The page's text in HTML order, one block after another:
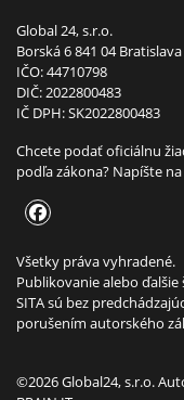
Global 24, s.r.o.
Borská 6 841 04
IČO: 44710798
DIČ: 2022800483
IČ DPH: SK2022800483
Chcete podať oficiálnu
podľa zákona? Napíšte na
Všetky práva vyhradené.
Publikovanie alebo ďalšie
SITA sú bez
porušením autorského
©2026 Global24, s.r.o.